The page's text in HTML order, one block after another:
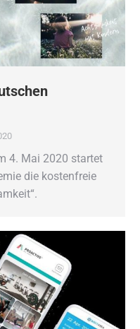
4. Mai 2020 startet
die kostenfreie